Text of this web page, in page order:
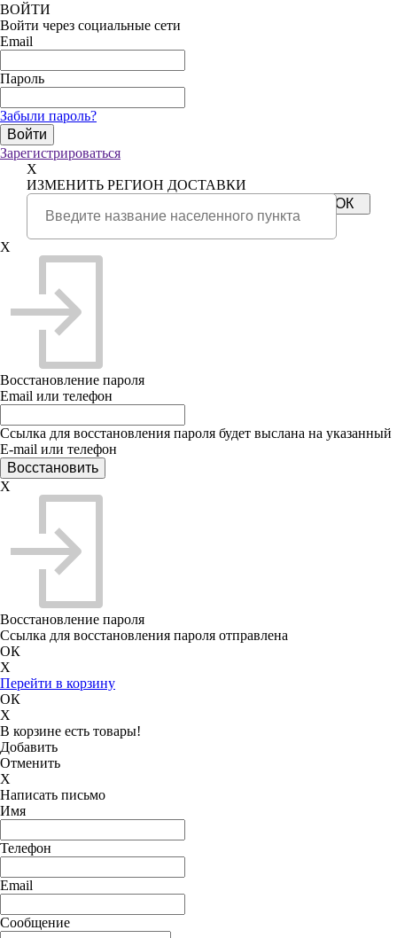
ВОЙТИ
Войти через социальные сети
Email
Пароль
Забыли пароль?
Зарегистрироваться
X
ИЗМЕНИТЬ РЕГИОН ДОСТАВКИ
X
Восстановление пароля
Email или телефон
Ссылка для восстановления пароля будет выслана на указанный
E-mail или телефон
X
Восстановление пароля
Ссылка для восстановления пароля отправлена
ОК
X
Перейти в корзину
ОК
X
В корзине есть товары!
Добавить
Отменить
X
Написать письмо
Имя
Телефон
Email
Сообщение